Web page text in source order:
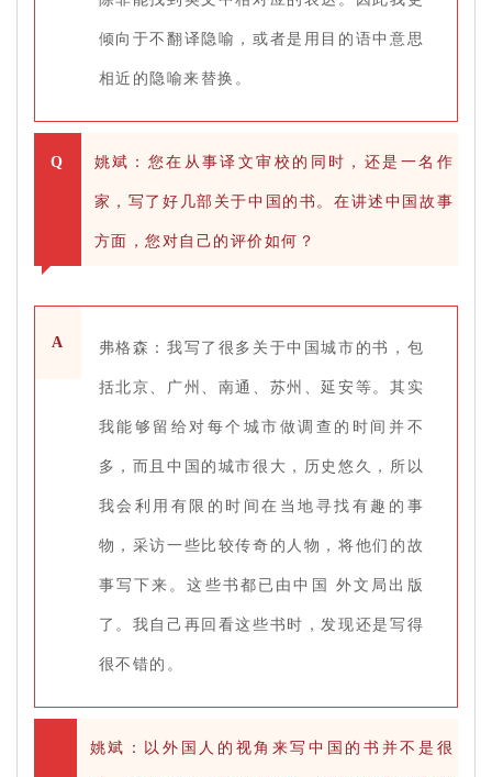
倾向于不翻译隐喻，或者是用目的语中意思
相近的隐喻来替换。
Q 姚斌：您在从事译文审校的同时，还是一名作
家，写了好几部关于中国的书。在讲述中国故事
方面，您对自己的评价如何？
A 弗格森：我写了很多关于中国城市的书，包
括北京、广州、南通、苏州、延安等。其实
我能够留给对每个城市做调查的时间并不
多，而且中国的城市很大，历史悠久，所以
我会利用有限的时间在当地寻找有趣的事
物，采访一些比较传奇的人物，将他们的故
事写下来。这些书都已由中国 外文局出版
了。我自己再回看这些书时，发现还是写得
很不错的。
姚斌：以外国人的视角来写中国的书并不是很